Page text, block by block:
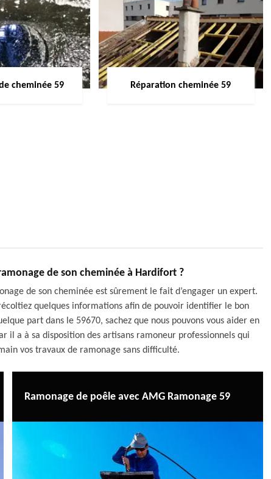
cheminée 59 Réparation cheminée 59
de son cheminée à Hardifort ?
de son cheminée est sûrement le fait d’engager un expert.
quelques informations afin de pouvoir identifier le bon
part dans le 59670, sachez que nous pouvons vous aider en
il a à sa disposition des artisans ramoneur professionnels qui
vos travaux de ramonage sans difficulté.
Ramonage de poêle avec AMG Ramonage 59